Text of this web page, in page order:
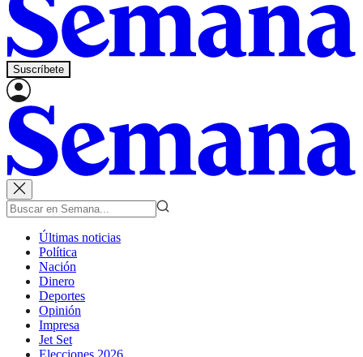
Suscríbete
Últimas noticias
Política
Nación
Dinero
Deportes
Opinión
Impresa
Jet Set
Elecciones 2026